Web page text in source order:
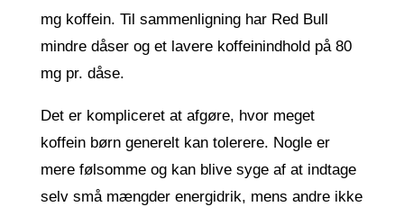
mg koffein. Til sammenligning har Red Bull
mindre dåser og et lavere koffeinindhold på 80
mg pr. dåse.
Det er kompliceret at afgøre, hvor meget
koffein børn generelt kan tolerere. Nogle er
mere følsomme og kan blive syge af at indtage
selv små mængder energidrik, mens andre ikke